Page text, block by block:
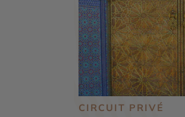
CIRCUIT PRIVÉ